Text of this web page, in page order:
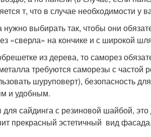
т, что в случае необходимости у
выбирать так, чтобы они
«сверла» на кончике и с широкой
из дерева, то саморез
требуются саморезы с частой
шуруповерт), безопасность
и удобным.
сайдинга с резиновой шайбой,
прекрасный эстетичный вид фасада.